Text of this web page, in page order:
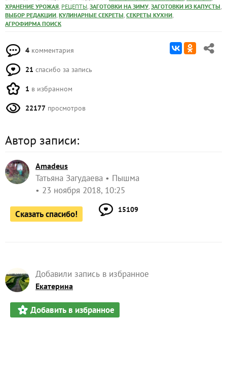
ХРАНЕНИЕ УРОЖАЯ, РЕЦЕПТЫ, ЗАГОТОВКИ НА ЗИМУ, ЗАГОТОВКИ ИЗ КАПУСТЫ,
ВЫБОР РЕДАКЦИИ, КУЛИНАРНЫЕ СЕКРЕТЫ, СЕКРЕТЫ КУХНИ,
АГРОФИРМА ПОИСК
4 комментария
21 спасибо за запись
1 в избранном
22177 просмотров
Автор записи:
Amadeus
Татьяна Загудаева
Пышма
23 ноября 2018, 10:25
Сказать спасибо! 15109
Добавили запись в избранное
Екатерина
Добавить в избранное